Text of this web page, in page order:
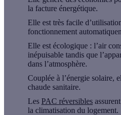
la facture énergétique.
Elle est très facile
fonctionnement
Elle est écologique : l’air
inépuisable tandis que
dans l’atmosphère.
Couplée à l’énergie solaire,
chaude sanitaire.
Les PAC réversibles
la climatisation du logement.